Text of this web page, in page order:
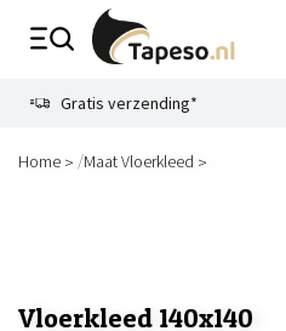
Gratis verzending*
Home /Maat Vloerkleed
Vloerkleed 140x140